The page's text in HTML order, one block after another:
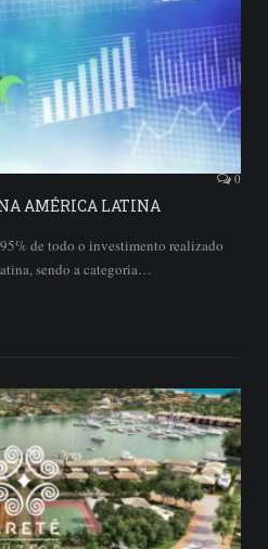
0
AMÉRICA LATINA
de todo o investimento realizado
sendo a categoria…